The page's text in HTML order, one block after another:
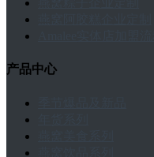
产品中心